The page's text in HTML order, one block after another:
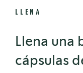
LLENA
Llena una
cápsulas